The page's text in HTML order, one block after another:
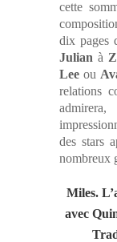
cette
dix pages
Julian à
Leeou
relations
des stars
nombreux
Miles.
avec